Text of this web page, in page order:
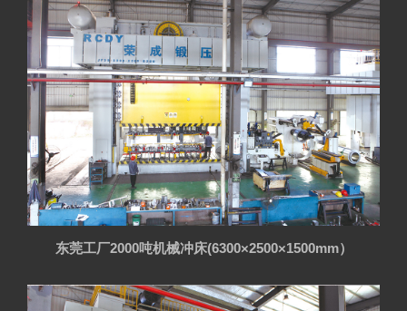
东莞工厂2000吨机械冲床(6300×2500×1500mm）